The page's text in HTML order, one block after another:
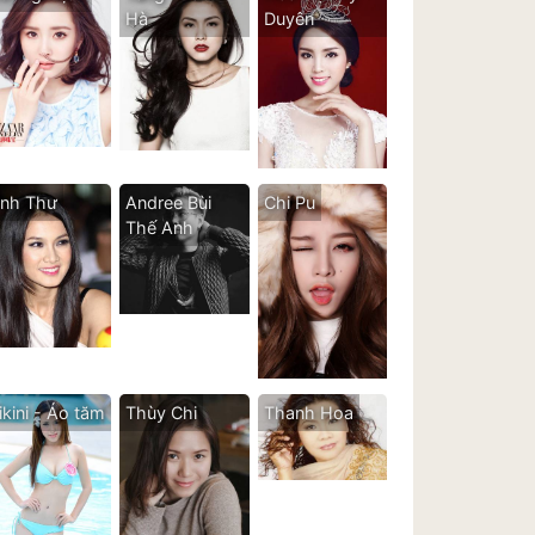
Hà
Duyên
Thư
Andree Bùi
Thế Anh
Chi Pu
- Áo tăm Thùy Chi Thanh Hoa